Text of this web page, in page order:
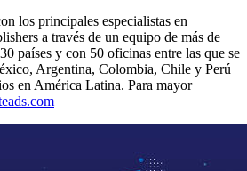
los principales especialistas en
a través de un equipo de más de
países y con 50 oficinas entre las que se
Argentina, Colombia, Chile y Perú
en América Latina. Para mayor